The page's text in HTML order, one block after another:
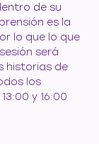
de su
es la
lo que lo que
será
historias de
los
y 16:00